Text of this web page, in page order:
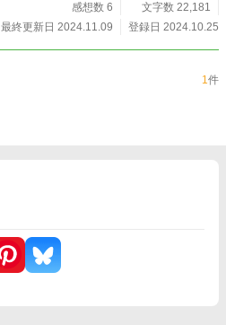
感想数 6
文字数 22,181
最終更新日 2024.11.09
登録日 2024.10.25
1件